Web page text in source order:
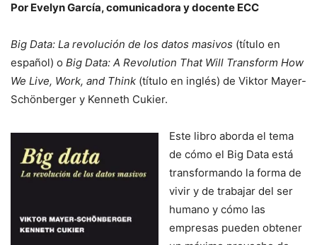
Por Evelyn García, comunicadora y docente ECC
Big Data: La revolución de los datos masivos (título en
español) o Big Data: A Revolution That Will Transform How
We Live, Work, and Think (título en inglés) de Viktor Mayer-
Schönberger y Kenneth Cukier.
Este libro aborda el tema
de cómo el Big Data está
transformando la forma de
vivir y de trabajar del ser
humano y cómo las
empresas pueden obtener